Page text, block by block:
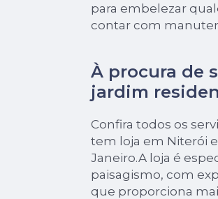
para embelezar
contar com
À procura de
jardim
Confira todos os
tem loja em Niterói
Janeiro.A loja é
paisagismo, com
que proporciona